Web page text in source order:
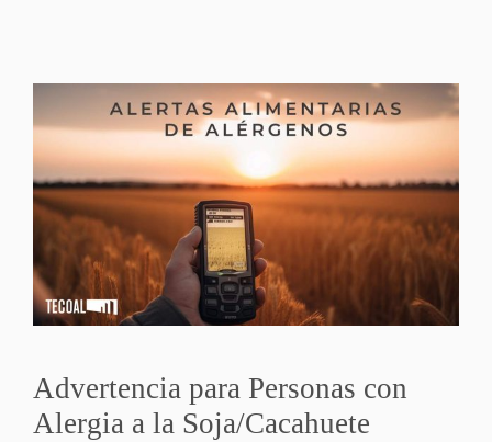
Advertencia para Personas con
Alergia a la Soja/Cacahuete